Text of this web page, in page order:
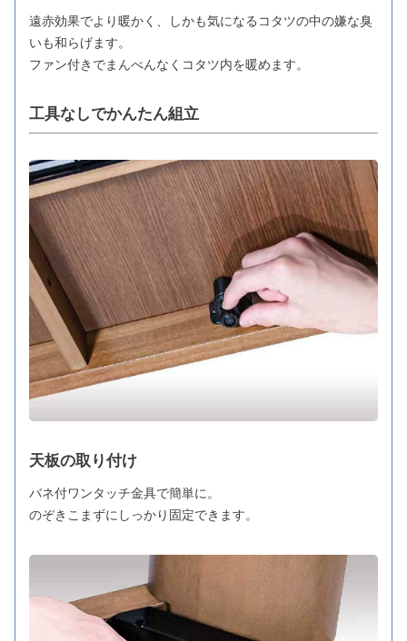
遠赤効果でより暖かく、しかも気になるコタツの中の嫌な臭
いも和らげます。
ファン付きでまんべんなくコタツ内を暖めます。
工具なしでかんたん組立
天板の取り付け
バネ付ワンタッチ金具で簡単に。
のぞきこまずにしっかり固定できます。